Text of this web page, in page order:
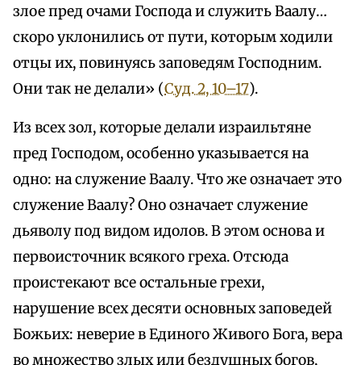
злое пред очами Господа и служить Ваалу…
скоро уклонились от пути, которым ходили
отцы их, повинуясь заповедям Господним.
Они так не делали» (Суд. 2, 10–17).
Из всех зол, которые делали израильтяне
пред Господом, особенно указывается на
одно: на служение Ваалу. Что же означает это
служение Ваалу? Оно означает служение
дьяволу под видом идолов. В этом основа и
первоисточник всякого греха. Отсюда
проистекают все остальные грехи,
нарушение всех десяти основных заповедей
Божьих: неверие в Единого Живого Бога, вера
во множество злых или бездушных богов,